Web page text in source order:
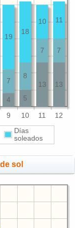
9 10 11 12
13
13
5
4
7
7
8
7
11
10
18
19
Días
soleados
sol